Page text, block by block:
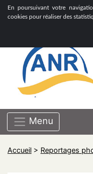
En poursuivant votre
cookies pour réaliser des
ASSOCIATION
Menu
Accueil > Reportages